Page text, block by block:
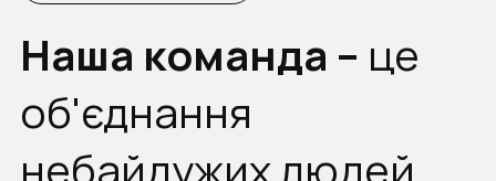
Наша команда – це
об'єднання
небайдужих людей,